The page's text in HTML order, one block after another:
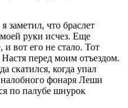
заметил, что браслет
руки исчез. Еще
и вот его не стало. Тот
перед моим отъездом.
скатился, когда упал
фонаря Леши
по палубе шнурок